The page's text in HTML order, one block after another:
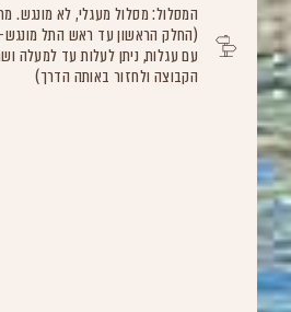
המסלול: מסלול מעגלי, לא מונגש.
(החלק הראשון עד ראש התל מונגש-
עם עגלות, ניתן לעלות עד למעלה
הקבוצה ולחזור באותה הדרך)